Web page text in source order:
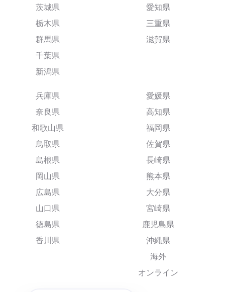
茨城県
栃木県
群馬県
千葉県
新潟県
愛知県
三重県
滋賀県
兵庫県
奈良県
和歌山県
鳥取県
島根県
岡山県
広島県
山口県
徳島県
香川県
愛媛県
高知県
福岡県
佐賀県
長崎県
熊本県
大分県
宮崎県
鹿児島県
沖縄県
海外
オンライン